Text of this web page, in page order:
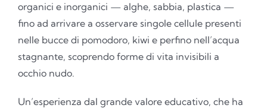
organici e inorganici — alghe, sabbia, plastica —
fino ad arrivare a osservare singole cellule presenti
nelle bucce di pomodoro, kiwi e perfino nell’acqua
stagnante, scoprendo forme di vita invisibili a
occhio nudo.
Un’esperienza dal grande valore educativo, che ha